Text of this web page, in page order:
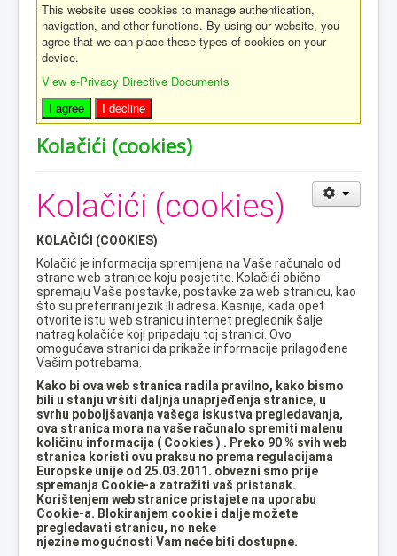
This website uses cookies to manage authentication,
navigation, and other functions. By using our website, you
agree that we can place these types of cookies on your
device.
View e-Privacy Directive Documents
I agree
I decline
Kolačići (cookies)
Kolačići (cookies)
KOLAČIĆI (COOKIES)
Kolačić je informacija spremljena na Vaše računalo od
strane web stranice koju posjetite. Kolačići obično
spremaju Vaše postavke, postavke za web stranicu, kao
što su preferirani jezik ili adresa. Kasnije, kada opet
otvorite istu web stranicu internet preglednik šalje
natrag kolačiće koji pripadaju toj stranici. Ovo
omogućava stranici da prikaže informacije prilagođene
Vašim potrebama.
Kako bi ova web stranica radila pravilno, kako bismo
bili u stanju vršiti daljnja unaprjeđenja stranice, u
svrhu poboljšavanja vašega iskustva pregledavanja,
ova stranica mora na vaše računalo spremiti malenu
količinu informacija ( Cookies ) . Preko 90 % svih web
stranica koristi ovu praksu no prema regulacijama
Europske unije od 25.03.2011. obvezni smo prije
spremanja Cookie-a zatražiti vaš pristanak.
Korištenjem web stranice pristajete na uporabu
Cookie-a. Blokiranjem cookie i dalje možete
pregledavati stranicu, no neke
njezine mogućnosti Vam neće biti dostupne.